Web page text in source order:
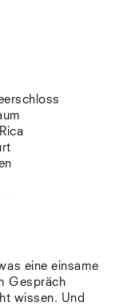
eine einsame
Gespräch
wissen. Und